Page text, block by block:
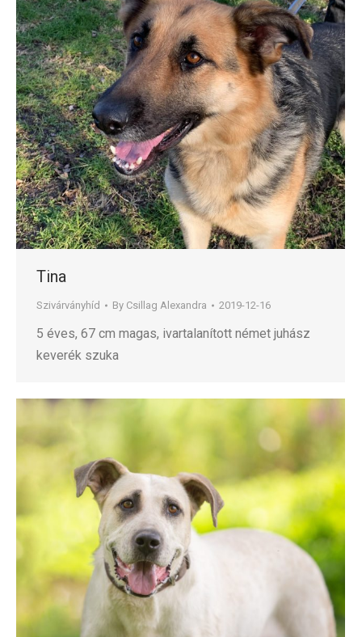
Tina
Szivárványhíd By Csillag Alexandra 2019-12-16
5 éves, 67 cm magas, ivartalanított német juhász
keverék szuka